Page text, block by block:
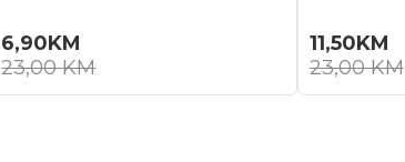
6,90KM
23,00KM
11,50KM
23,00KM